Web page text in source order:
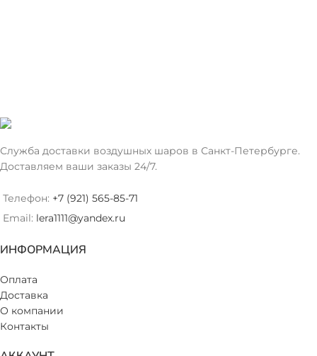
Служба доставки воздушных шаров в Санкт-Петербурге.
Доставляем ваши заказы 24/7.
Телефон: +7 (921) 565-85-71
Email: lera1111@yandex.ru
ИНФОРМАЦИЯ
Оплата
Доставка
О компании
Контакты